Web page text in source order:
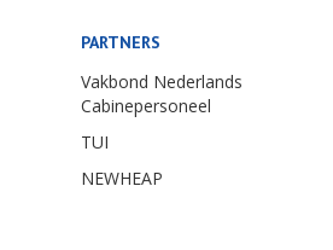
PARTNERS
Vakbond Nederlands
Cabinepersoneel
TUI
NEWHEAP